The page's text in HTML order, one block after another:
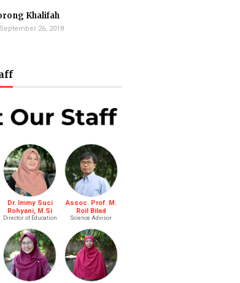
Khalifah
September 26, 2018
Dr. Immy Suci
Rohyani, M.Si
Director of Education
Assoc. Prof. M.
Roil Bilad
Science Advisor